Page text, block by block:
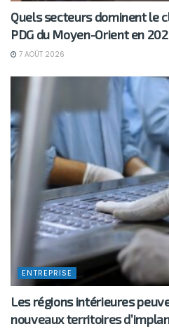
Quels secteurs dominent le
PDG du Moyen-Orient en
7 AOÛT 2026
ENTREPRISE
Les régions intérieures
nouveaux territoires